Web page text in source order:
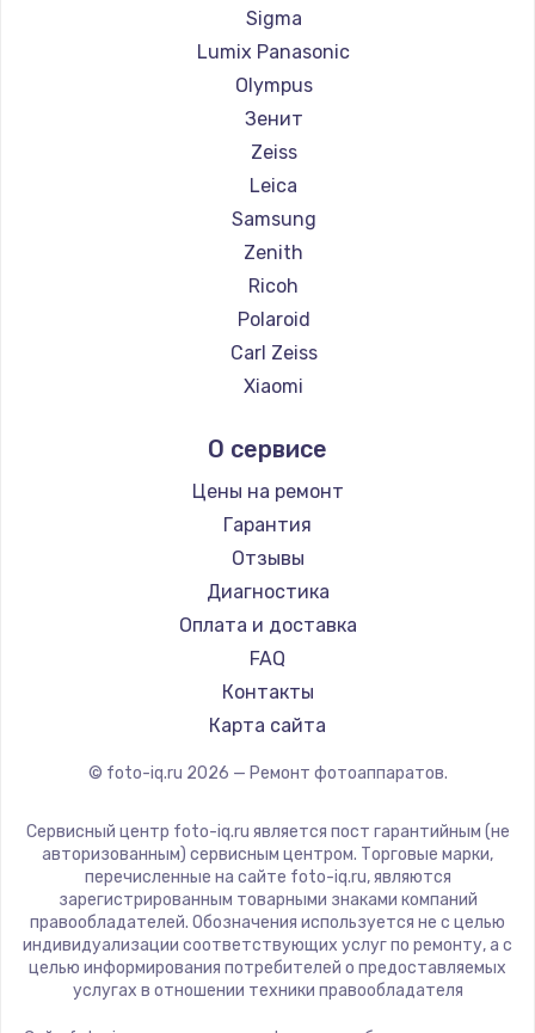
Sigma
Lumix Panasonic
Olympus
Зенит
Zeiss
Leica
Samsung
Zenith
Ricoh
Polaroid
Carl Zeiss
Xiaomi
Kodak
Blackmagic
О сервисе
Цены на ремонт
Гарантия
Отзывы
Диагностика
Оплата и доставка
FAQ
Контакты
Карта сайта
© foto-iq.ru 2026 — Ремонт фотоаппаратов.
Сервисный центр foto-iq.ru является пост гарантийным (не
авторизованным) сервисным центром. Торговые марки,
перечисленные на сайте foto-iq.ru, являются
зарегистрированным товарными знаками компаний
правообладателей. Обозначения используется не с целью
индивидуализации соответствующих услуг по ремонту, а с
целью информирования потребителей о предоставляемых
услугах в отношении техники правообладателя